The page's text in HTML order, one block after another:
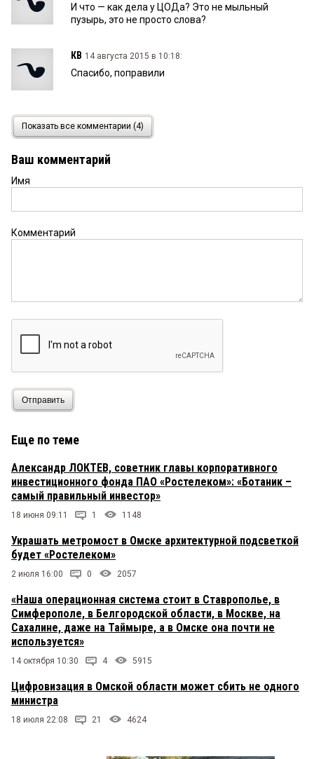
И что — как дела у ЦОДа? Это не мыльный
пузырь, это не просто слова?
КВ 14 августа 2015 в 10:18:
Спасибо, поправили
14 августа 2015 в 09:23:
«При их участки проектирование » — исправьте
Показать все комментарии (4)
Ваш комментарий
Имя
Комментарий
Отправить
Еще по теме
Александр ЛОКТЕВ, советник главы корпоративного
инвестиционного фонда ПАО «Ростелеком»: «Ботаник –
самый правильный инвестор»
18 июня 09:11 1 1148
Украшать метромост в Омске архитектурной подсветкой
будет «Ростелеком»
2 июля 16:00 0 2057
«Наша операционная система стоит в Ставрополье, в
Симферополе, в Белгородской области, в Москве, на
Сахалине, даже на Таймыре, а в Омске она почти не
используется»
14 октября 10:30 4 5915
Цифровизация в Омской области может сбить не одного
министра
18 июля 22:08 21 4624